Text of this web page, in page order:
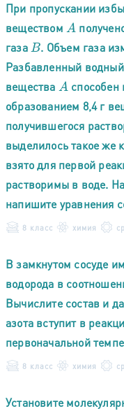
При пропускании
веществом A
газаB. Объем газа
Разбавленный водный
вещества A способен
образованием 8,4 г
получившегося
выделилось такое же
взято для первой
растворимы в воде.
напишите уравнения
8 класс химия
В замкнутом сосуде
водорода в
Вычислите состав и
азота вступит в
первоначальной
8 класс химия
Установите